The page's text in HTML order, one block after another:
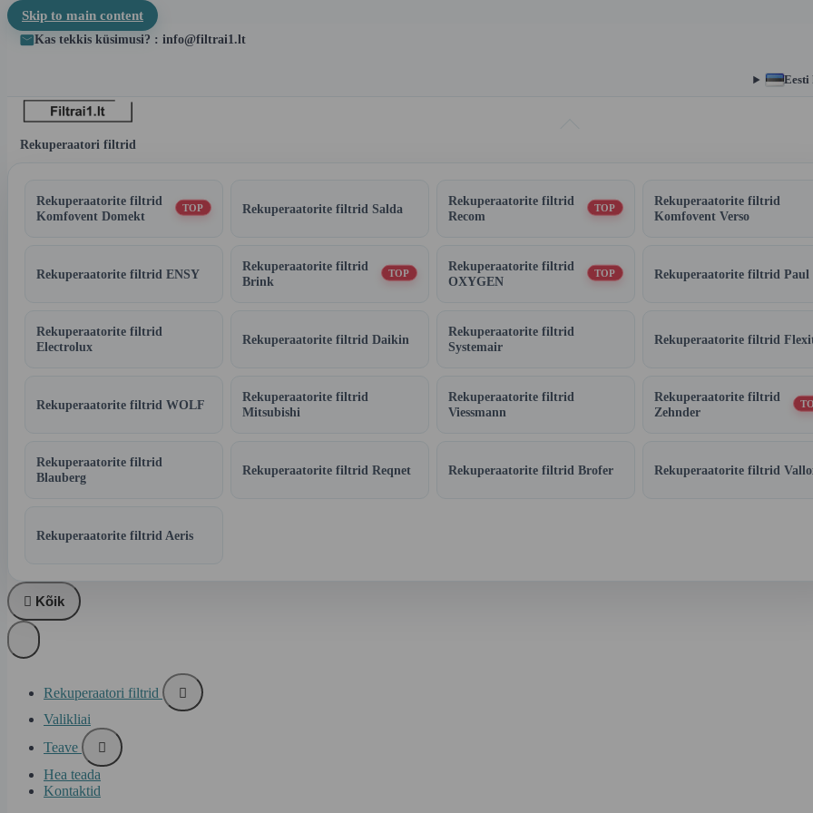
Skip to main content
Kas tekkis küsimusi? : info@filtrai1.lt
Eesti
Rekuperaatori filtrid
Rekuperaatorite filtrid
Komfovent Domekt
TOP Rekuperaatorite filtrid Salda
Rekuperaatorite filtrid
Recom
TOP
Rekuperaatorite filtrid
Komfovent Verso
Rekuperaatorite filtrid ENSY
Rekuperaatorite filtrid
Brink
TOP
Rekuperaatorite filtrid
OXYGEN
TOP Rekuperaatorite filtrid Paul
Rekuperaatorite filtrid
Electrolux
Rekuperaatorite filtrid Daikin
Rekuperaatorite filtrid
Systemair
Rekuperaatorite filtrid
Rekuperaatorite filtrid WOLF
Rekuperaatorite filtrid
Mitsubishi
Rekuperaatorite filtrid
Viessmann
Rekuperaatorite filtrid
Zehnder
Rekuperaatorite filtrid
Blauberg
Rekuperaatorite filtrid Reqnet Rekuperaatorite filtrid Brofer Rekuperaatorite filtrid
Rekuperaatorite filtrid Aeris
 Kõik
Rekuperaatori filtrid

Valikliai
Teave

Hea teada
Kontaktid